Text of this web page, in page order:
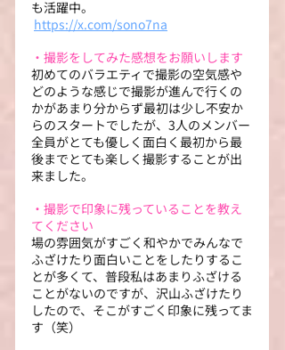
も活躍中。
https://x.com/sono7na
・撮影をしてみた感想をお願いします
初めてのバラエティで撮影の空気感や
どのような感じで撮影が進んで行くの
かがあまり分からず最初は少し不安か
らのスタートでしたが、3人のメンバー
全員がとても優しく面白く最初から最
後までとても楽しく撮影することが出
来ました。
・撮影で印象に残っていることを教え
てください
場の雰囲気がすごく和やかでみんなで
ふざけたり面白いことをしたりするこ
とが多くて、普段私はあまりふざける
ことがないのですが、沢山ふざけたり
したので、そこがすごく印象に残ってま
す（笑）